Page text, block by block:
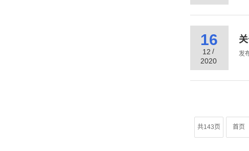
16
12 /
2020
发
共143页 首页